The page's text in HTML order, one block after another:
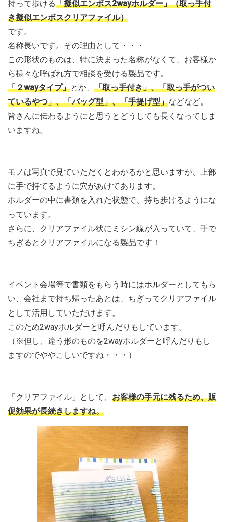
持って歩ける「擬似エンボス2wayホルダー」（取っ手付
き擬似エンボスクリアファイル）
です。
名称長いです。その理由として・・・
この形状のものは、特に決まった名称がなくて、お客様か
ら様々な呼ばれ方で相談を受ける製品です。
「２wayタイプ」とか、 「取っ手付き」、「取っ手がつい
ているやつ」、「バッグ型」、「手提げ型」などなど。
皆さんに伝わるようにと思うとどうしても長くなってしま
いますね。
モノは写真で見ていただくとわかるかと思いますが、上部
に手で持てるように穴があけてあります。
ホルダーの中に書類を入れた状態で、持ち歩けるようにな
っています。
さらに、クリアファイル状にミシン線が入っていて、手で
ちぎるとクリアファイルになる製品です！
イベント会場等で書類をもらう時にはホルダーとしてもら
い、会社まで持ち帰ったあとは、ちぎってクリアファイル
として活用していただけます。
このため2wayホルダーと呼んだりもしています。
（※但し、違う形のものを2wayホルダーと呼んだりもし
ますのでややこしいですね・・・）
「クリアファイル」として、 お客様の手元に残るため、販
促効果が長続きしますね。